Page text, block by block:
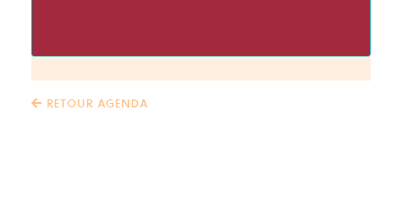
RETOUR AGENDA